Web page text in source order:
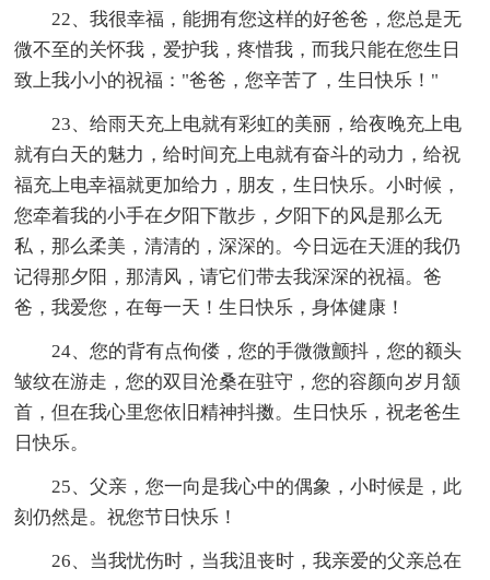
22、我很幸福，能拥有您这样的好爸爸，您总是无
微不至的关怀我，爱护我，疼惜我，而我只能在您生日
致上我小小的祝福："爸爸，您辛苦了，生日快乐！"
23、给雨天充上电就有彩虹的美丽，给夜晚充上电
就有白天的魅力，给时间充上电就有奋斗的动力，给祝
福充上电幸福就更加给力，朋友，生日快乐。小时候，
您牵着我的小手在夕阳下散步，夕阳下的风是那么无
私，那么柔美，清清的，深深的。今日远在天涯的我仍
记得那夕阳，那清风，请它们带去我深深的祝福。爸
爸，我爱您，在每一天！生日快乐，身体健康！
24、您的背有点佝偻，您的手微微颤抖，您的额头
皱纹在游走，您的双目沧桑在驻守，您的容颜向岁月颔
首，但在我心里您依旧精神抖擞。生日快乐，祝老爸生
日快乐。
25、父亲，您一向是我心中的偶象，小时候是，此
刻仍然是。祝您节日快乐！
26、当我忧伤时，当我沮丧时，我亲爱的父亲总在